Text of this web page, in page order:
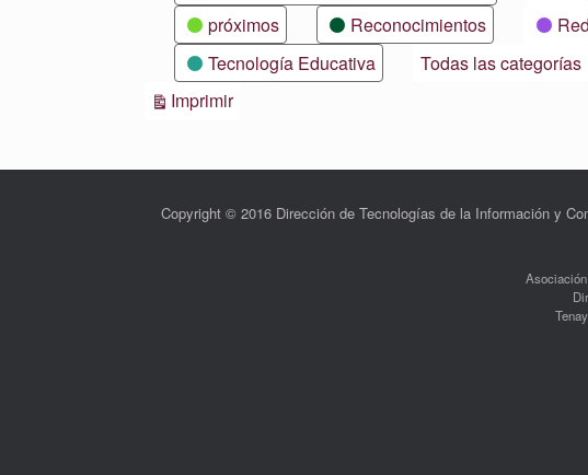
próximos
Reconocimientos
Tecnología Educativa
Todas las categorías
ImprimirVistas
Copyright © 2016 Dirección de Tecnologías de la Información y